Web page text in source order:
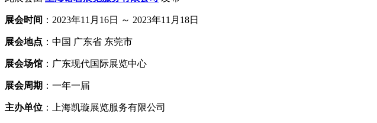
展会时间 ：2023年11月16日 ～ 2023年11月18日
展会地点 ：中国 广东省 东莞市
展会场馆 ：广东现代国际展览中心
展会周期 ：一年一届
主办单位 ：上海凯璇展览服务有限公司